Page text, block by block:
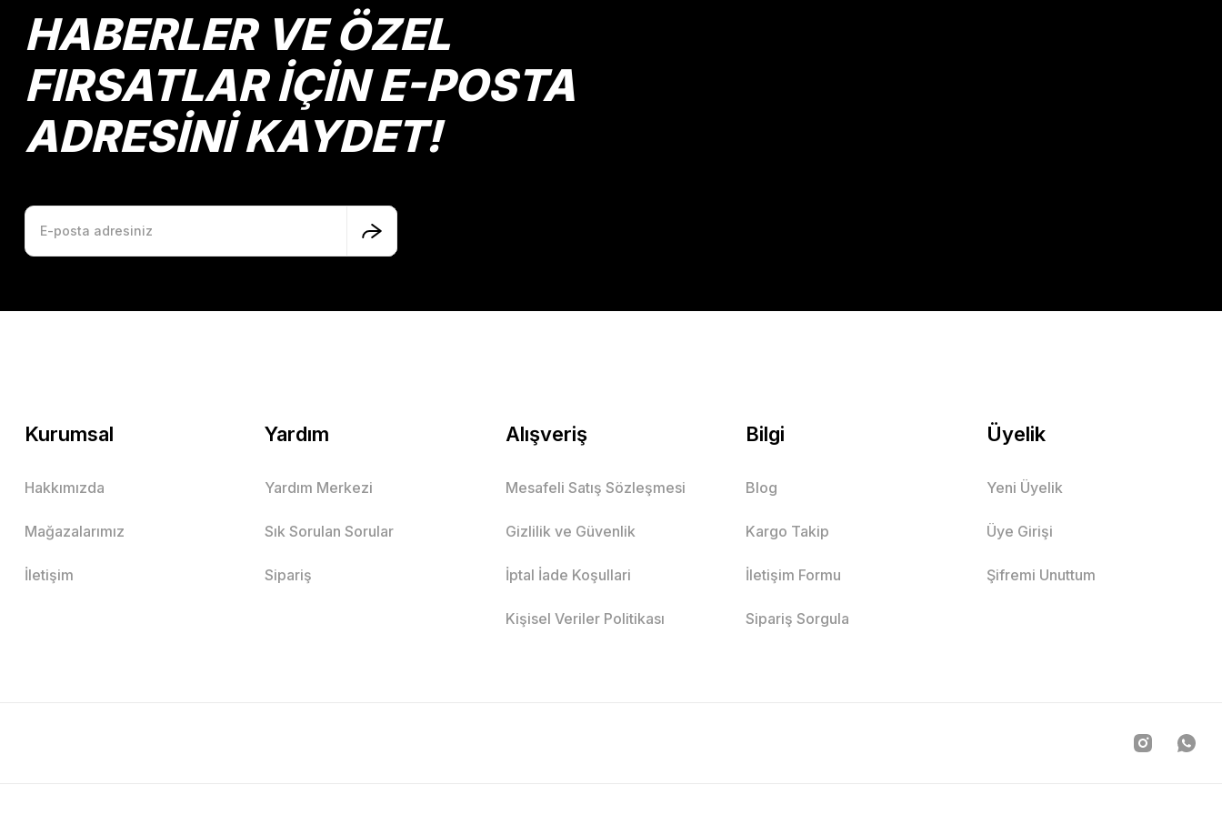
Bu ürüne benzer farklı alternatifler olmalı.
HABERLER VE ÖZEL
FIRSATLAR İÇİN E-POSTA
ADRESİNİ KAYDET!
Kurumsal
Hakkımızda
Mağazalarımız
İletişim
Yardım
Yardım Merkezi
Sık Sorulan Sorular
Sipariş
Alışveriş
Mesafeli Satış Sözleşmesi
Gizlilik ve Güvenlik
İptal İade Koşullari
Kişisel Veriler Politikası
Bilgi
Blog
Kargo Takip
İletişim Formu
Sipariş Sorgula
Üyelik
Yeni Üyelik
Üye Girişi
Şifremi Unuttum